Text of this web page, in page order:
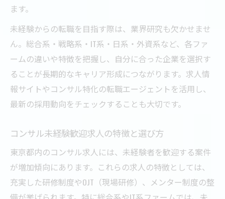
ます。
未経験からの転職を目指す際は、業界研究も欠かせませ
ん。総合系・戦略系・IT系・日系・外資系など、各ファ
ームの違いや特徴を把握し、自分に合った企業を選択す
ることが長期的なキャリア形成につながります。求人情
報サイトやコンサル特化の転職エージェントを活用し、
最新の採用動向をチェックすることも大切です。
コンサル未経験歓迎求人の特徴と選び方
東京都内のコンサル求人には、未経験者を歓迎する案件
が増加傾向にあります。これらの求人の特徴としては、
充実した研修制度やOJT（現場研修）、メンター制度の整